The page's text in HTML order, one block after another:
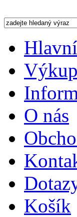
Výkup
O nás
Košík